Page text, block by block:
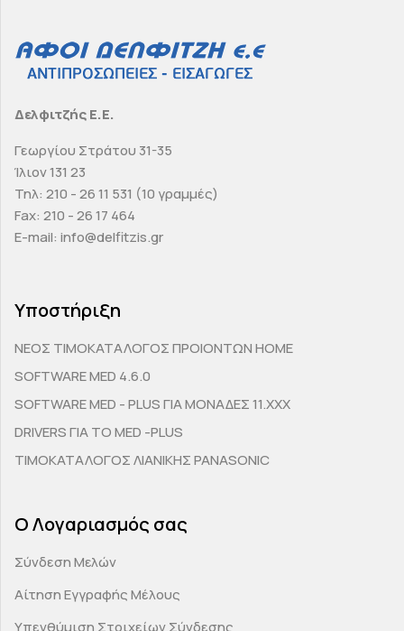
Δελφιτζής Ε.Ε.
Γεωργίου Στράτου 31-35
Ίλιον 131 23
Τηλ: 210 - 26 11 531 (10 γραμμές)
Fax: 210 - 26 17 464
E-mail: info@delfitzis.gr
Υποστήριξη
ΝΕΟΣ ΤΙΜΟΚΑΤΑΛΟΓΟΣ ΠΡΟΙΟΝΤΩΝ HOME
SOFTWARE MED 4.6.0
SOFTWARE MED - PLUS ΓΙΑ ΜΟΝΑΔΕΣ 11.ΧΧΧ
DRIVERS ΓΙΑ ΤΟ MED -PLUS
ΤΙΜΟΚΑΤΑΛΟΓΟΣ ΛΙΑΝΙΚΗΣ PANASONIC
Ο Λογαριασμός σας
Σύνδεση Μελών
Αίτηση Εγγραφής Μέλους
Υπενθύμιση Στοιχείων Σύνδεσης